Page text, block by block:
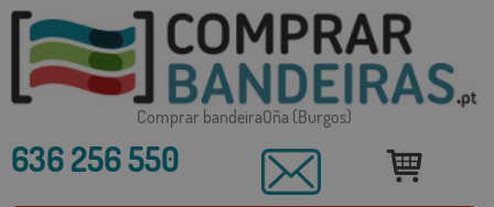
Comprar bandeiraOña (Burgos)
636 256 550